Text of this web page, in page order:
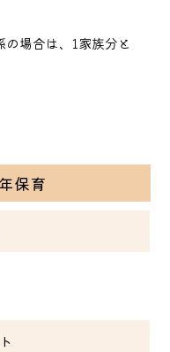
場合は、1家族分と
保育